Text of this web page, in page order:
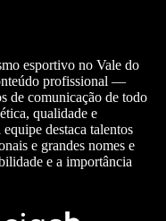
esportivo no Vale do
profissional —
de comunicação de todo
qualidade e
destaca talentos
e grandes nomes e
e a importância